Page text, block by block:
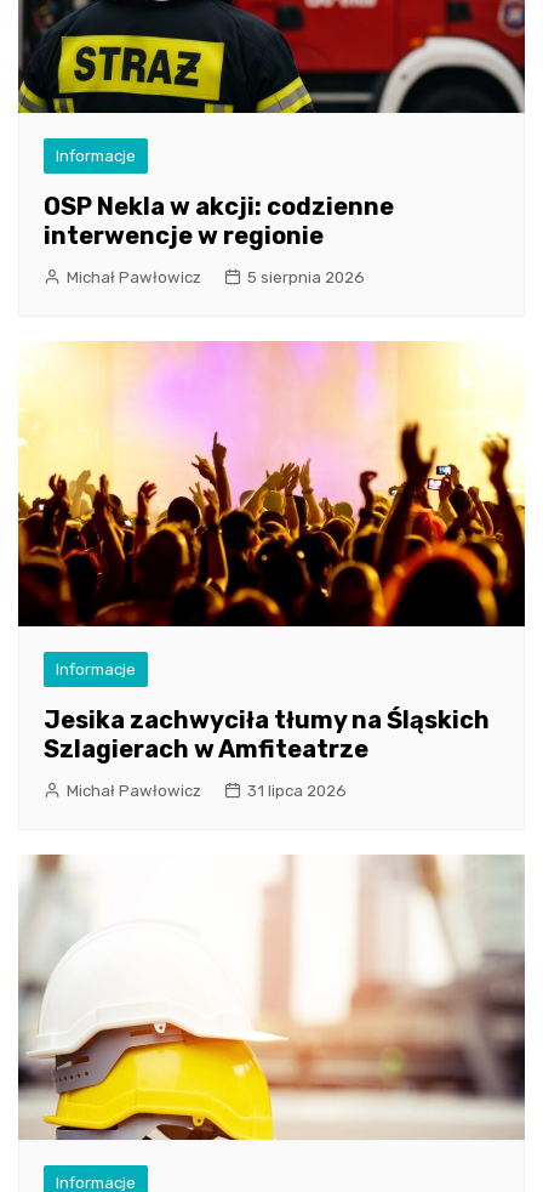
Informacje
OSP Nekla w akcji: codzienne
interwencje w regionie
Michał Pawłowicz 5 sierpnia 2026
Informacje
Jesika zachwyciła tłumy na Śląskich
Szlagierach w Amfiteatrze
Michał Pawłowicz 31 lipca 2026
Informacje